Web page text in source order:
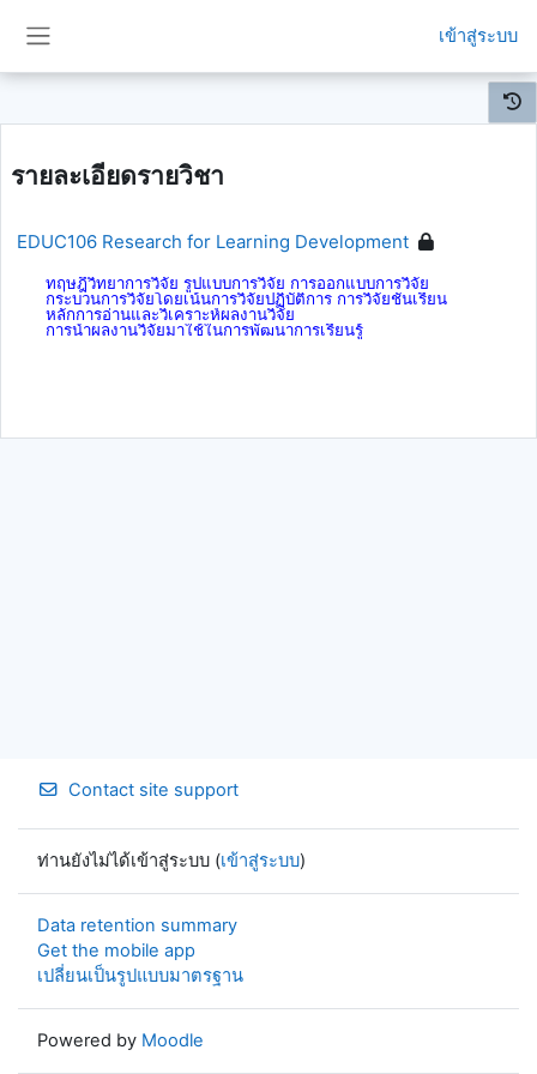
เข้าสู่ระบบ
รายละเอียดรายวิชา
EDUC106 Research for Learning Development
ทฤษฎีวิทยาการวิจัย รูปแบบการวิจัย การออกแบบการวิจัย
กระบวนการวิจัยโดยเน้นการวิจัยปฏิบัติการ การวิจัยชั้นเรียน
หลักการอ่านและวิเคราะห์ผลงานวิจัย
การนำผลงานวิจัยมาใช้ในการพัฒนาการเรียนรู้
Contact site support
ท่านยังไม่ได้เข้าสู่ระบบ (เข้าสู่ระบบ)
Data retention summary
Get the mobile app
เปลี่ยนเป็นรูปแบบมาตรฐาน
Powered by Moodle